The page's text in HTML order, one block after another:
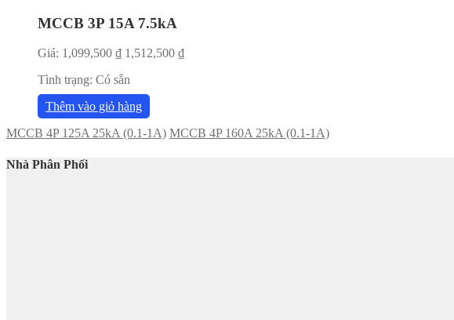
MCCB 3P 15A 7.5kA
Giá: 1,099,500 ₫ 1,512,500 ₫
Tình trạng: Có sẵn
Thêm vào giỏ hàng
MCCB 4P 125A 25kA (0.1-1A) MCCB 4P 160A 25kA (0.1-1A)
Nhà Phân Phối